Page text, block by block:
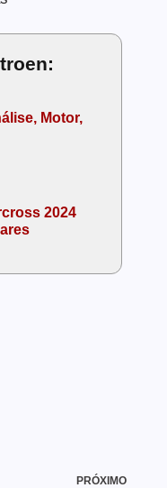
Motor,
2024
PRÓXIMO